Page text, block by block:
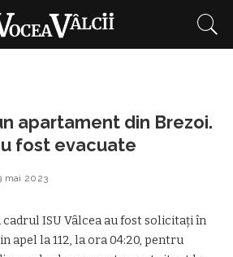
apartament din Brezoi.
fost evacuate
mai 2023
ISU Vâlcea au fost solicitați în
apel la 112, la ora 04:20, pentru